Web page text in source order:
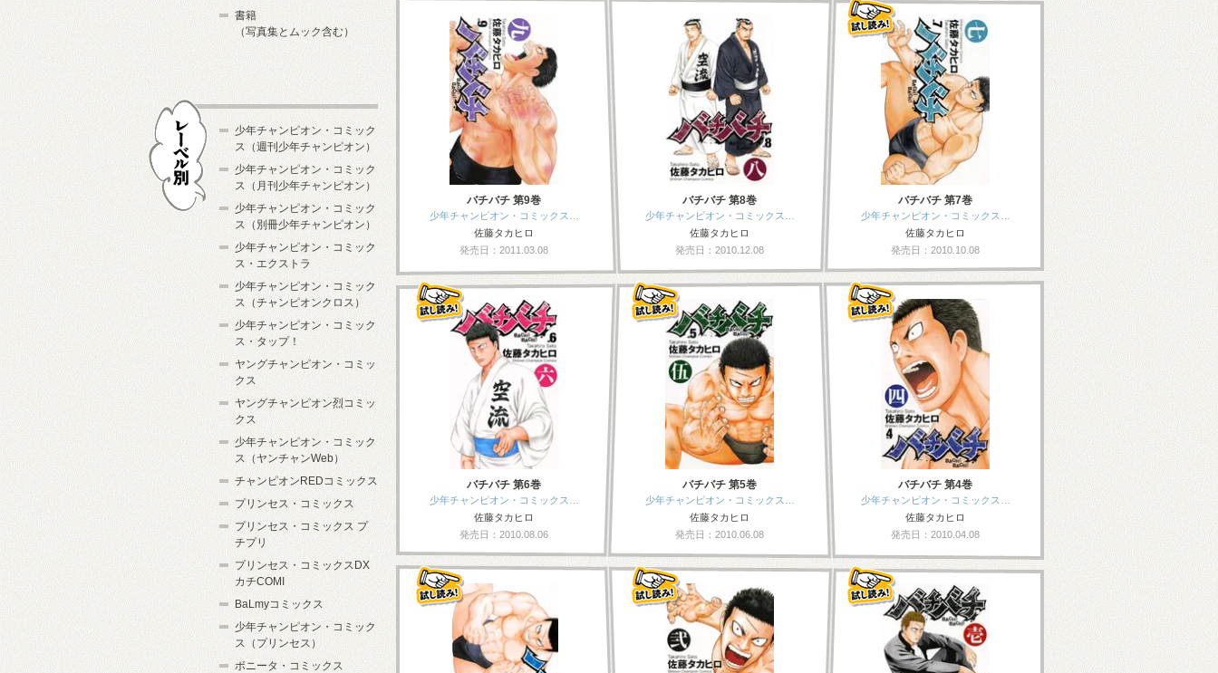
バチバチ 第9巻
少年チャンピオン・コミックス…
佐藤タカヒロ
発売日：2011.03.08
バチバチ 第8巻
少年チャンピオン・コミックス…
佐藤タカヒロ
発売日：2010.12.08
バチバチ 第7巻
少年チャンピオン・コミックス…
佐藤タカヒロ
発売日：2010.10.08
バチバチ 第6巻
少年チャンピオン・コミックス…
佐藤タカヒロ
発売日：2010.08.06
バチバチ 第5巻
少年チャンピオン・コミックス…
佐藤タカヒロ
発売日：2010.06.08
バチバチ 第4巻
少年チャンピオン・コミックス…
佐藤タカヒロ
発売日：2010.04.08
書籍
（写真集とムック含む）
少年チャンピオン・コミック
ス（週刊少年チャンピオン）
少年チャンピオン・コミック
ス（月刊少年チャンピオン）
少年チャンピオン・コミック
ス（別冊少年チャンピオン）
少年チャンピオン・コミック
ス・エクストラ
少年チャンピオン・コミック
ス（チャンピオンクロス）
少年チャンピオン・コミック
ス・タップ！
ヤングチャンピオン・コミッ
クス
ヤングチャンピオン烈コミッ
クス
少年チャンピオン・コミック
ス（ヤンチャンWeb）
チャンピオンREDコミックス
プリンセス・コミックス
プリンセス・コミックス プ
チプリ
プリンセス・コミックスDX
カチCOMI
BaLmyコミックス
少年チャンピオン・コミック
ス（プリンセス）
ボニータ・コミックス